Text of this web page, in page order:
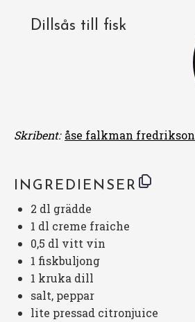
Dillsås till fisk
Skribent: åse falkman fredrikson
INGREDIENSER
2 dl grädde
1 dl creme fraiche
0,5 dl vitt vin
1 fiskbuljong
1 kruka dill
salt, peppar
lite pressad citronjuice